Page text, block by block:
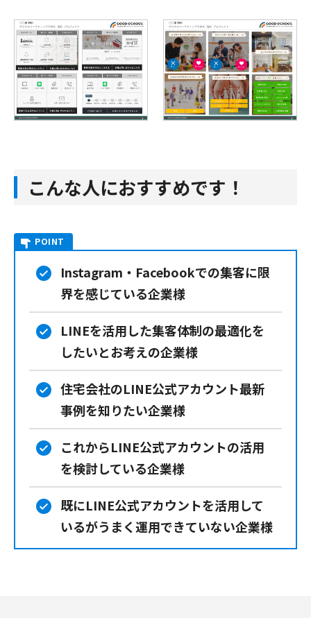
こんな人におすすめです！
POINT
Instagram・Facebookでの集客に限
界を感じている企業様
LINEを活用した集客体制の最適化を
したいとお考えの企業様
住宅会社のLINE公式アカウント最新
事例を知りたい企業様
これからLINE公式アカウントの活用
を検討している企業様
既にLINE公式アカウントを活用して
いるがうまく運用できていない企業様